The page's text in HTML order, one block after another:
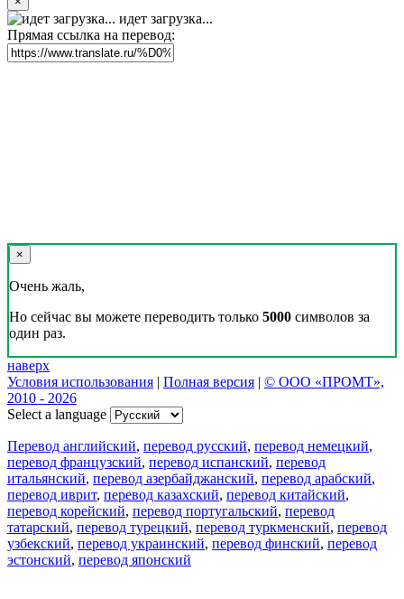
идет загрузка...
Прямая ссылка на перевод:
×
Очень жаль,
Но сейчас вы можете переводить только 5000 символов за
один раз.
наверх
Условия использования | Полная версия | © ООО «ПРОМТ»,
2010 - 2026
Select a language
Перевод английский, перевод русский, перевод немецкий,
перевод французский, перевод испанский, перевод
итальянский, перевод азербайджанский, перевод арабский,
перевод иврит, перевод казахский, перевод китайский,
перевод корейский, перевод португальский, перевод
татарский, перевод турецкий, перевод туркменский, перевод
узбекский, перевод украинский, перевод финский, перевод
эстонский, перевод японский